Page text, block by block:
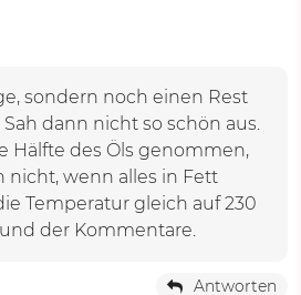
sondern noch einen Rest
dann nicht so schön aus.
Hälfte des Öls genommen,
nicht, wenn alles in Fett
Temperatur gleich auf 230
der Kommentare.
Antworten